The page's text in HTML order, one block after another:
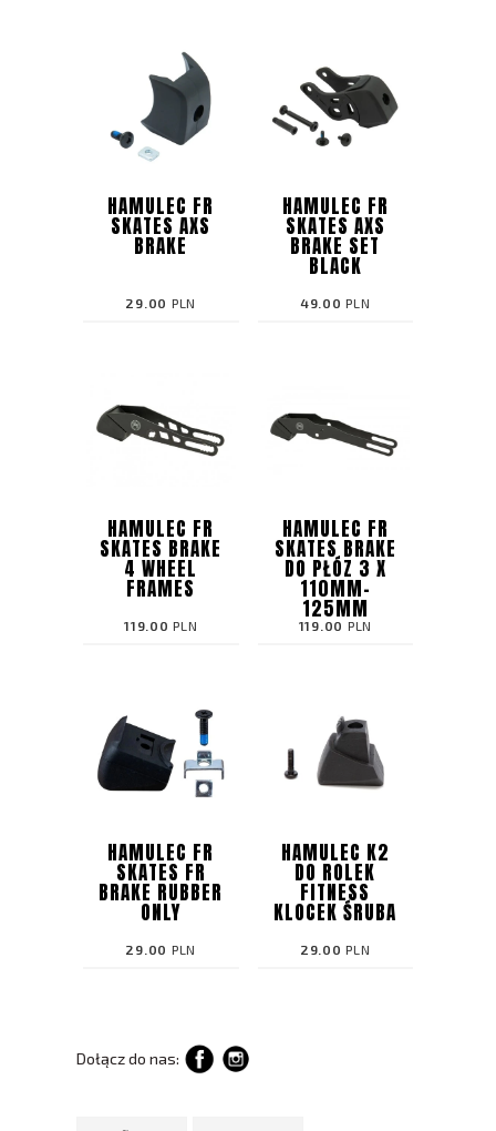
HAMULEC FR
SKATES AXS
BRAKE
29.00 PLN
HAMULEC FR
SKATES AXS
BRAKE SET
BLACK
49.00 PLN
HAMULEC FR
SKATES BRAKE
4 WHEEL
FRAMES
119.00 PLN
HAMULEC FR
SKATES BRAKE
DO PŁÓZ 3 X
110MM-
125MM
119.00 PLN
HAMULEC FR
SKATES FR
BRAKE RUBBER
ONLY
29.00 PLN
HAMULEC K2
DO ROLEK
FITNESS
KLOCEK ŚRUBA
29.00 PLN
Dołącz do nas: